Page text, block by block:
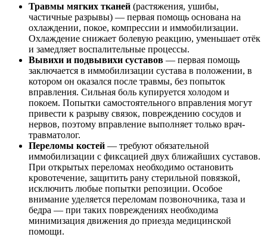
Травмы мягких тканей (растяжения, ушибы,
частичные разрывы) — первая помощь основана на
охлаждении, покое, компрессии и иммобилизации.
Охлаждение снижает болевую реакцию, уменьшает отёк
и замедляет воспалительные процессы.
Вывихи и подвывихи суставов — первая помощь
заключается в иммобилизации сустава в положении, в
котором он оказался после травмы, без попыток
вправления. Сильная боль купируется холодом и
покоем. Попытки самостоятельного вправления могут
привести к разрыву связок, повреждению сосудов и
нервов, поэтому вправление выполняет только врач-
травматолог.
Переломы костей — требуют обязательной
иммобилизации с фиксацией двух ближайших суставов.
При открытых переломах необходимо остановить
кровотечение, защитить рану стерильной повязкой,
исключить любые попытки репозиции. Особое
внимание уделяется переломам позвоночника, таза и
бедра — при таких повреждениях необходима
минимизация движения до приезда медицинской
помощи.